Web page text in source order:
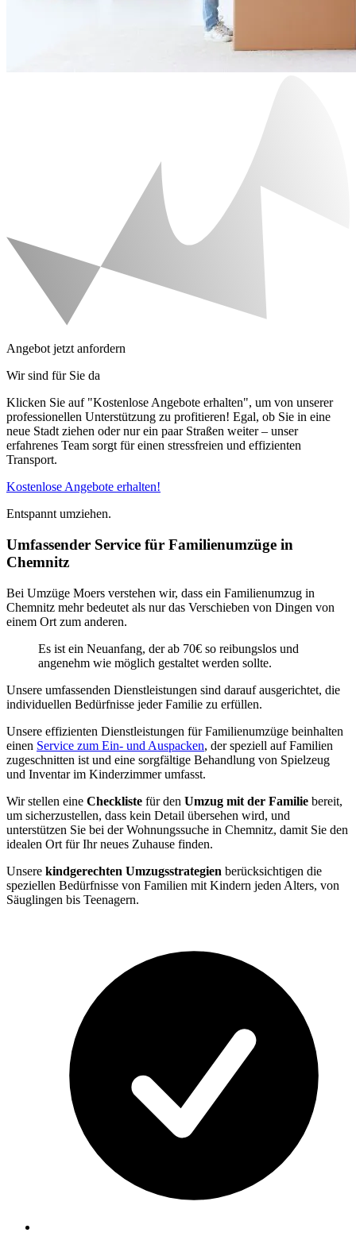
Angebot jetzt anfordern
Wir sind für Sie da
Klicken Sie auf "Kostenlose Angebote erhalten", um von unserer
professionellen Unterstützung zu profitieren! Egal, ob Sie in eine
neue Stadt ziehen oder nur ein paar Straßen weiter – unser
erfahrenes Team sorgt für einen stressfreien und effizienten
Transport.
Kostenlose Angebote erhalten!
Entspannt umziehen.
Umfassender Service für Familienumzüge in
Chemnitz
Bei Umzüge Moers verstehen wir, dass ein Familienumzug in
Chemnitz mehr bedeutet als nur das Verschieben von Dingen von
einem Ort zum anderen.
Es ist ein Neuanfang, der ab 70€ so reibungslos und
angenehm wie möglich gestaltet werden sollte.
Unsere umfassenden Dienstleistungen sind darauf ausgerichtet, die
individuellen Bedürfnisse jeder Familie zu erfüllen.
Unsere effizienten Dienstleistungen für Familienumzüge beinhalten
einen Service zum Ein- und Auspacken, der speziell auf Familien
zugeschnitten ist und eine sorgfältige Behandlung von Spielzeug
und Inventar im Kinderzimmer umfasst.
Wir stellen eine Checkliste für den Umzug mit der Familie bereit,
um sicherzustellen, dass kein Detail übersehen wird, und
unterstützen Sie bei der Wohnungssuche in Chemnitz, damit Sie den
idealen Ort für Ihr neues Zuhause finden.
Unsere kindgerechten Umzugsstrategien berücksichtigen die
speziellen Bedürfnisse von Familien mit Kindern jeden Alters, von
Säuglingen bis Teenagern.